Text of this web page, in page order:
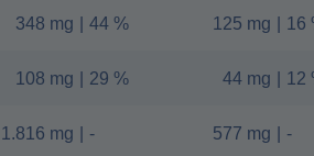
348 mg 44 %
108 mg 29 %
1.816 mg -
125 mg 16
44 mg 12
577 mg -